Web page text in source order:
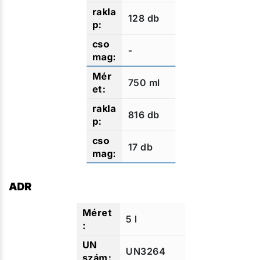
128 db
-
750 ml
816 db
17 db
ADR
5 l
UN3264